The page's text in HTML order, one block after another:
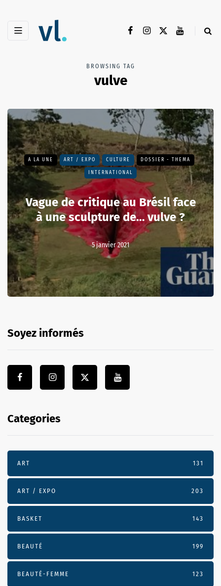
BROWSING TAG
vulve
A LA UNE ART / EXPO CULTURE DOSSIER - THEMA
INTERNATIONAL
Vague de critique au Brésil face
à une sculpture de… vulve ?
5 janvier 2021
Soyez informés
Categories
ART 131
ART / EXPO 203
BASKET 143
BEAUTÉ 199
BEAUTÉ-FEMME 123